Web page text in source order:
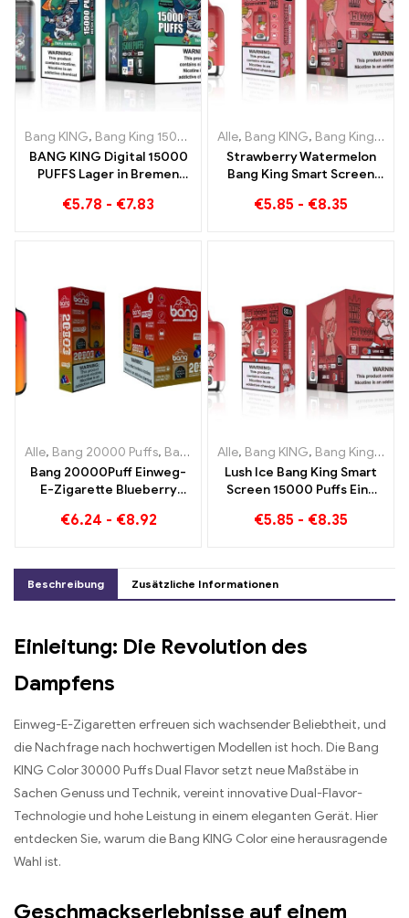
Bang KING, Bang King 15000 Puffs ,Einweg E-zigarette mit Nikotin
BANG KING Digital 15000
PUFFS Lager in Bremen
Genuss
€5.78 - €7.83
Alle, Bang KING, Bang King Smart Screen 15000 Puff
Strawberry Watermelon
Bang King Smart Screen
den entspannenden
€5.85 - €8.35
Alle, Bang 20000 Puffs, Bang KING ,Einweg E-Zigaretten,
Bang 20000Puff Einweg-
E-Zigarette Blueberry
und Dual Mesh
€6.24 - €8.92
Alle, Bang KING, Bang King Smart Screen 15000 Puff
Lush Ice Bang King Smart
Screen 15000 Puffs Eine
Mischung aus
€5.85 - €8.35
Beschreibung Zusätzliche Informationen
Einleitung: Die Revolution des
Dampfens
Einweg-E-Zigaretten erfreuen sich wachsender Beliebtheit, und
die Nachfrage nach hochwertigen Modellen ist hoch. Die Bang
KING Color 30000 Puffs Dual Flavor setzt neue Maßstäbe in
Sachen Genuss und Technik, vereint innovative Dual-Flavor-
Technologie und hohe Leistung in einem eleganten Gerät. Hier
entdecken Sie, warum die Bang KING Color eine herausragende
Wahl ist.
Geschmackserlebnisse auf einem